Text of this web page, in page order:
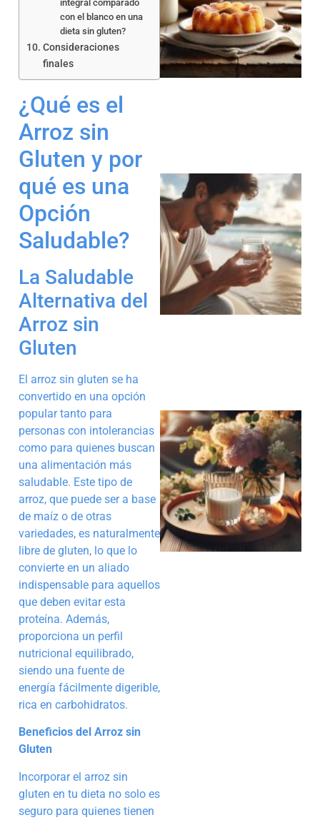
integral comparado
con el blanco en una
dieta sin gluten?
Consideraciones
finales
¿Qué es el
Arroz sin
Gluten y por
qué es una
Opción
Saludable?
La Saludable
Alternativa del
Arroz sin
Gluten
El arroz sin gluten se ha
convertido en una opción
popular tanto para
personas con intolerancias
como para quienes buscan
una alimentación más
saludable. Este tipo de
arroz, que puede ser a base
de maíz o de otras
variedades, es naturalmente
libre de gluten, lo que lo
convierte en un aliado
indispensable para aquellos
que deben evitar esta
proteína. Además,
proporciona un perfil
nutricional equilibrado,
siendo una fuente de
energía fácilmente digerible,
rica en carbohidratos.
Beneficios del Arroz sin
Gluten
Incorporar el arroz sin
gluten en tu dieta no solo es
seguro para quienes tienen